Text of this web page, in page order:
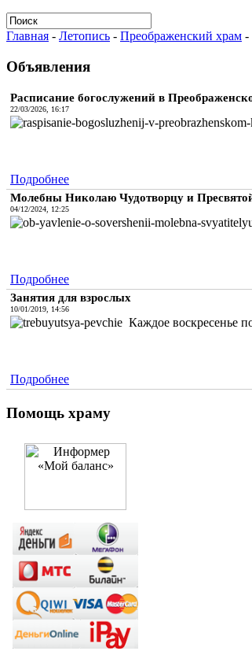
Главная - Летопись - Преображенский храм -
Объявления
Расписание богослужений в
22/03/2026, 16:17
Подробнее
Молебны Николаю Чудотворцу и
04/12/2024, 12:25
Подробнее
Занятия для взрослых
10/01/2019, 14:56
Каждое воскресенье
Подробнее
Помощь храму